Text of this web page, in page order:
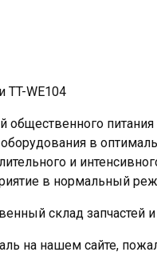
TT-WE104
общественного
в
и
в нормальный
склад
на нашем сайте,